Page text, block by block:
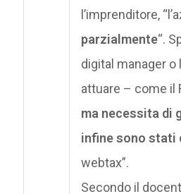
l’imprenditore,
parzialmente“.
digital manager
attuare – come il
ma necessita di
infine sono stati
webtax”.
Secondo il